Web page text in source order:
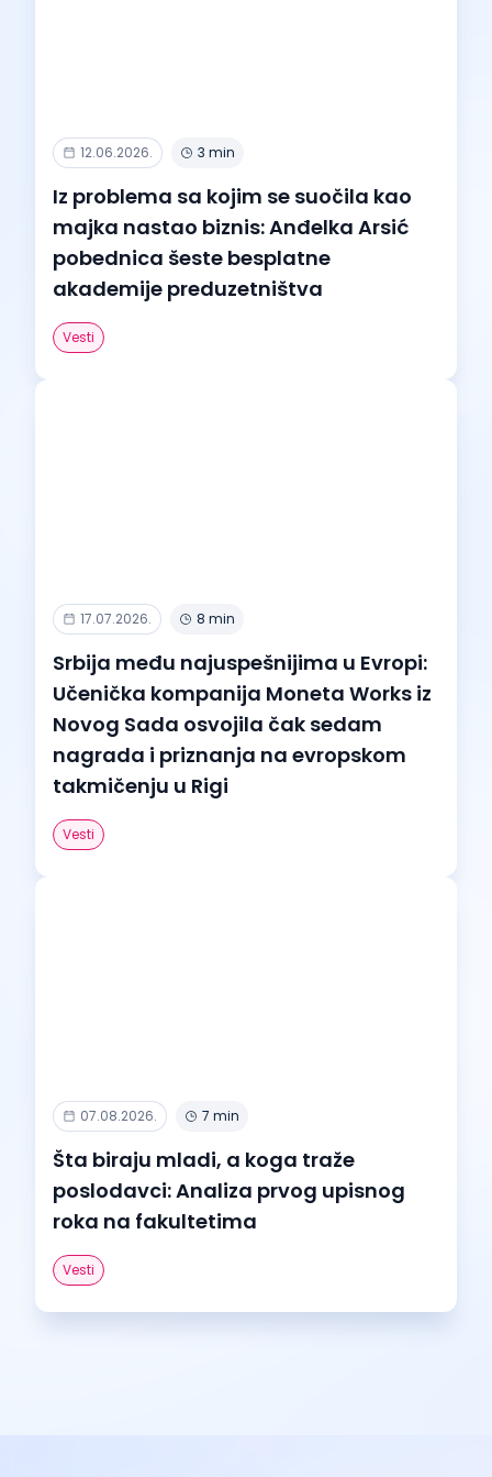
12.06.2026. 3 min
Iz problema sa kojim se suočila kao
majka nastao biznis: Anđelka Arsić
pobednica šeste besplatne
akademije preduzetništva
Vesti
17.07.2026. 8 min
Srbija među najuspešnijima u Evropi:
Učenička kompanija Moneta Works iz
Novog Sada osvojila čak sedam
nagrada i priznanja na evropskom
takmičenju u Rigi
Vesti
07.08.2026. 7 min
Šta biraju mladi, a koga traže
poslodavci: Analiza prvog upisnog
roka na fakultetima
Vesti